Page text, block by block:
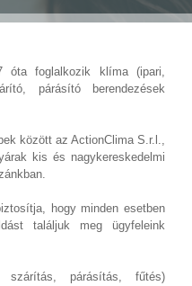
óta foglalkozik klíma (ipari,
párásító berendezések
között az ActionClima S.r.l.,
kis és nagykereskedelmi
hogy minden esetben
találjuk meg ügyfeleink
szárítás, párásítás, fűtés)